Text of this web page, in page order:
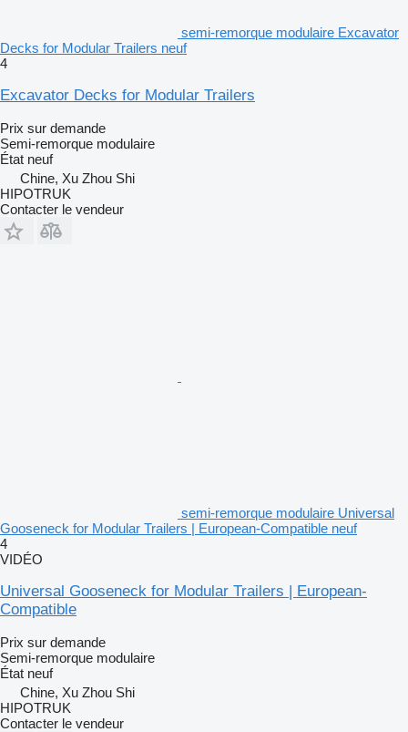
semi-remorque modulaire Excavator
Decks for Modular Trailers neuf
4
Excavator Decks for Modular Trailers
Prix sur demande
Semi-remorque modulaire
État neuf
Chine, Xu Zhou Shi
HIPOTRUK
Contacter le vendeur
semi-remorque modulaire Universal
Gooseneck for Modular Trailers | European-Compatible neuf
4
VIDÉO
Universal Gooseneck for Modular Trailers | European-
Compatible
Prix sur demande
Semi-remorque modulaire
État neuf
Chine, Xu Zhou Shi
HIPOTRUK
Contacter le vendeur